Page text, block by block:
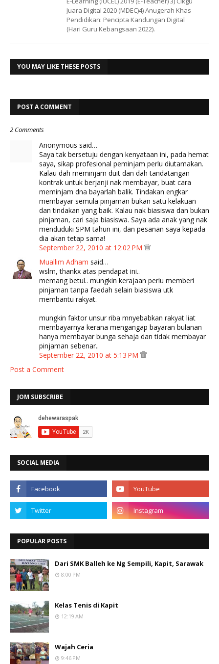
Juara Digital 2020 (MDEC)4) Anugerah Khas
Pendidikan: Pencipta Kandungan Digital
(Hari Guru Kebangsaan 2022).
YOU MAY LIKE THESE POSTS
POST A COMMENT
2 Comments
Anonymous said…
Saya tak bersetuju dengan kenyataan ini, pada hemat
saya, sikap profesional peminjam perlu diutamakan.
Kalau dah meminjam duit dan dah tandatangan
kontrak untuk berjanji nak membayar, buat cara
meminjam dna bayarlah balik. Tindakan engkar
membayar semula pinjaman bukan satu kelakuan
dan tindakan yang baik. Kalau nak biasiswa dan bukan
pinjaman, cari saja biasiswa. Saya ada anak yang nak
menduduki SPM tahun ini, dan pesanan saya kepada
dia akan tetap sama!
September 22, 2010 at 12:02 PM
Muallim Adham said…
wslm, thankx atas pendapat ini..
memang betul.. mungkin kerajaan perlu memberi
pinjaman tanpa faedah selain biasiswa utk
membantu rakyat.
mungkin faktor unsur riba mnyebabkan rakyat liat
membayarnya kerana mengangap bayaran bulanan
hanya membayar bunga sehaja dan tidak membayar
pinjaman sebenar..
September 22, 2010 at 5:13 PM
Post a Comment
JOM SUBSCRIBE
SOCIAL MEDIA
POPULAR POSTS
Dari SMK Balleh ke Ng Sempili, Kapit, Sarawak
8:00 PM
Kelas Tenis di Kapit
12:19 AM
Wajah Ceria
9:46 PM